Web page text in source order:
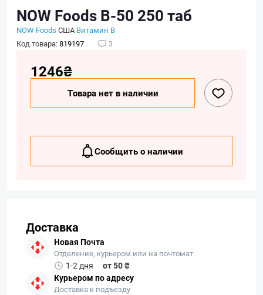
NOW Foods B-50 250 таб
NOW Foods США Витамин B
Код товара:819197 3
1246₴
Товара нет в наличии
Сообщить о наличии
Доставка
Новая Почта
Отделение, курьером или на почтомат
1-2 дня
от 50 ₴
Курьером по адресу
Доставка к подъезду